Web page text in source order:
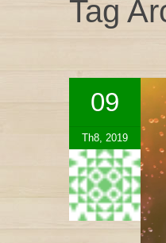
Tag
09
Th8, 2019